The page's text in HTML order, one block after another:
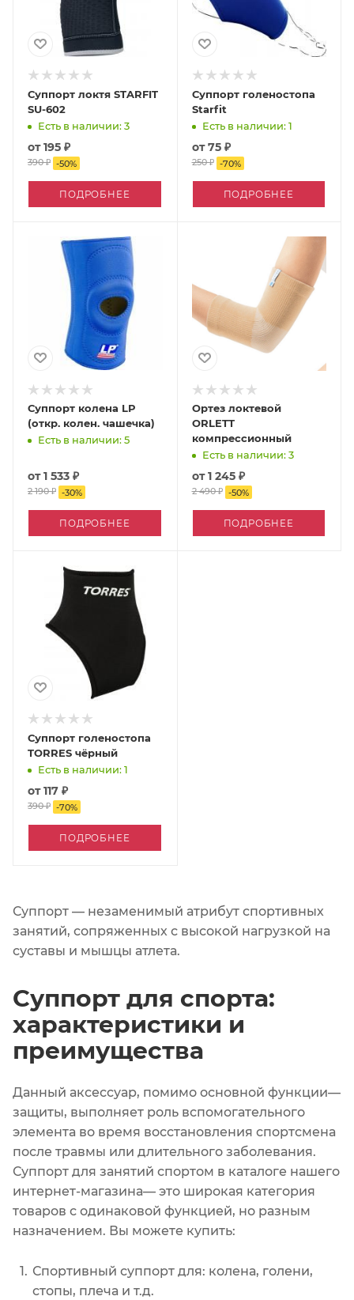
Суппорт локтя STARFIT
SU-602
Есть в наличии: 3
от195 ₽
390 ₽ -50%
ПОДРОБНЕЕ
Суппорт голеностопа
Starfit
Есть в наличии: 1
от75 ₽
250 ₽ -70%
ПОДРОБНЕЕ
Суппорт колена LP
(откр. колен. чашечка)
Есть в наличии: 5
от1 533 ₽
2 190 ₽ -30%
ПОДРОБНЕЕ
Ортез локтевой
ORLETT
компрессионный
Есть в наличии: 3
от1 245 ₽
2 490 ₽ -50%
ПОДРОБНЕЕ
Суппорт голеностопа
TORRES чёрный
Есть в наличии: 1
от117 ₽
390 ₽ -70%
ПОДРОБНЕЕ
Суппорт — незаменимый атрибут спортивных
занятий, сопряженных с высокой нагрузкой на
суставы и мышцы атлета.
Суппорт для спорта:
характеристики и
преимущества
Данный аксессуар, помимо основной функции—
защиты, выполняет роль вспомогательного
элемента во время восстановления спортсмена
после травмы или длительного заболевания.
Суппорт для занятий спортом в каталоге нашего
интернет-магазина— это широкая категория
товаров с одинаковой функцией, но разным
назначением. Вы можете купить:
Спортивный суппорт для: колена, голени,
стопы, плеча и т.д.